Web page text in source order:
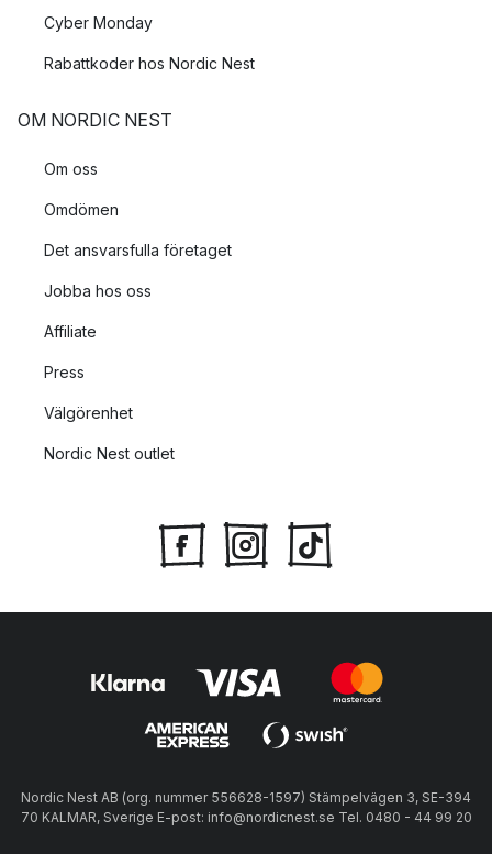
Cyber Monday
Rabattkoder hos Nordic Nest
OM NORDIC NEST
Om oss
Omdömen
Det ansvarsfulla företaget
Jobba hos oss
Affiliate
Press
Välgörenhet
Nordic Nest outlet
Nordic Nest AB (org. nummer 556628-1597) Stämpelvägen 3, SE-394
70 KALMAR, Sverige E-post: info@nordicnest.se Tel. 0480 - 44 99 20